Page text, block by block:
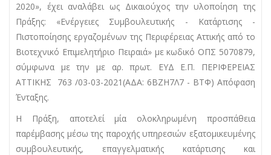
2020», έχει αναλάβει ως Δικαιούχος την υλοποίηση της
Πράξης: «Ενέργειες Συμβουλευτικής - Κατάρτισης -
Πιστοποίησης εργαζομένων της Περιφέρειας Αττικής από το
Βιοτεχνικό Επιμελητήριο Πειραιά» με κωδικό ΟΠΣ 5070879,
σύμφωνα με την με αρ. πρωτ. ΕΥΔ Ε.Π. ΠΕΡΙΦΕΡΕΙΑΣ
ΑΤΤΙΚΗΣ 763 /03-03-2021(ΑΔΑ: 6ΒΖΗ7Λ7 - ΒΤΦ) Απόφαση
Ένταξης.
Η Πράξη, αποτελεί μία ολοκληρωμένη προσπάθεια
παρέμβασης μέσω της παροχής υπηρεσιών εξατομικευμένης
συμβουλευτικής, επαγγελματικής κατάρτισης και